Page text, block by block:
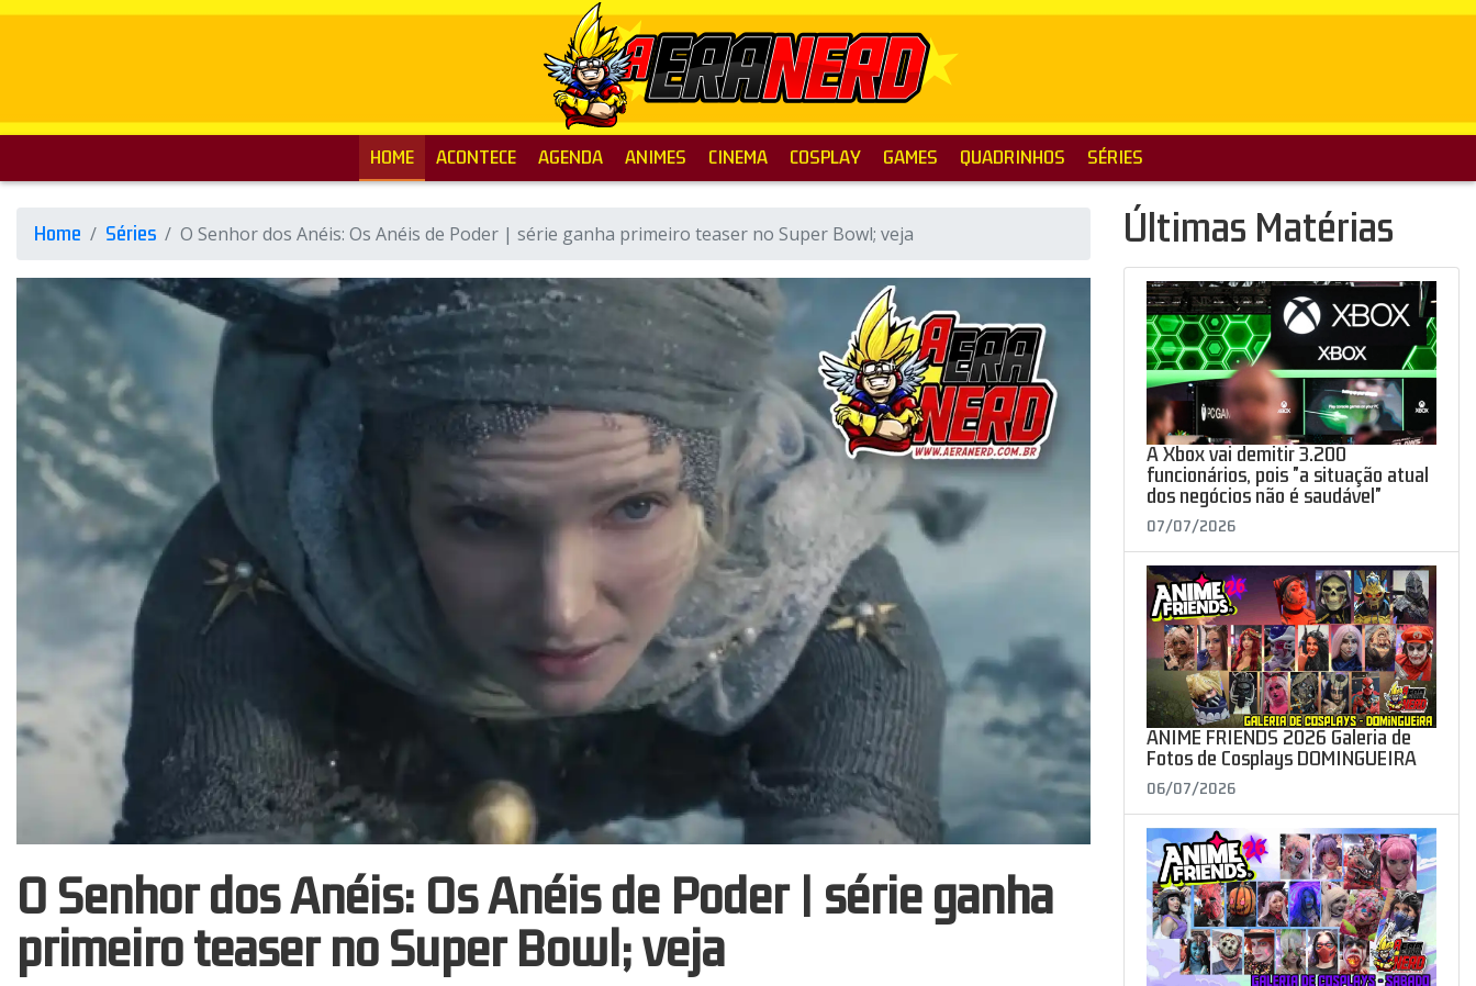
HOME ACONTECE AGENDA ANIMES CINEMA COSPLAY GAMES QUADRINHOS SÉRIES
Home Séries O Senhor dos Anéis: Os Anéis de Poder | série ganha primeiro teaser no Super Bowl; veja
O Senhor dos Anéis: Os Anéis de Poder | série ganha
primeiro teaser no Super Bowl; veja
Últimas Matérias
A Xbox vai demitir 3.200
funcionários, pois "a situação atual
dos negócios não é saudável"
07/07/2026
ANIME FRIENDS 2026 Galeria de
Fotos de Cosplays DOMINGUEIRA
06/07/2026